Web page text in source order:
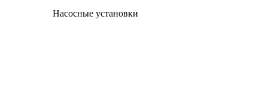
Насосные установки